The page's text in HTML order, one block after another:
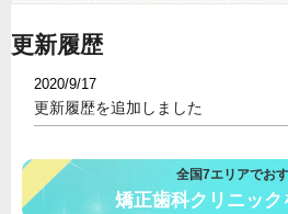
更新履歴
2020/9/17
更新履歴を追加しました
全国7エリアでお
矯正歯科クリニック